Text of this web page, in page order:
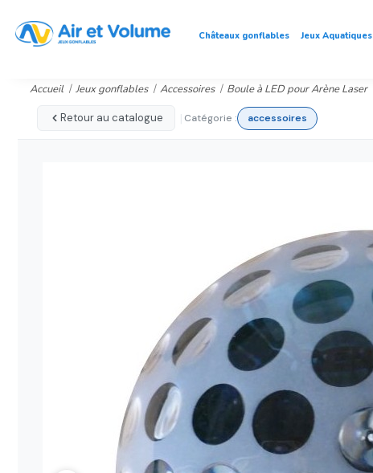
Châteaux gonflables Jeux Aquatiques
Accueil Jeux gonflables Accessoires Boule à LED pour Arène Laser
Retour au catalogue Catégorie : accessoires